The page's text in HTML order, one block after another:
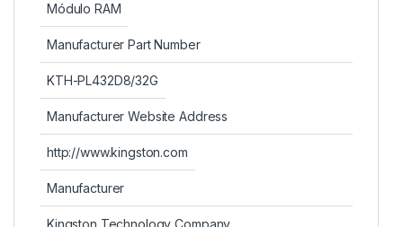
Módulo RAM
Manufacturer Part Number
KTH-PL432D8/32G
Manufacturer Website Address
http://www.kingston.com
Manufacturer
Kingston Technology Company